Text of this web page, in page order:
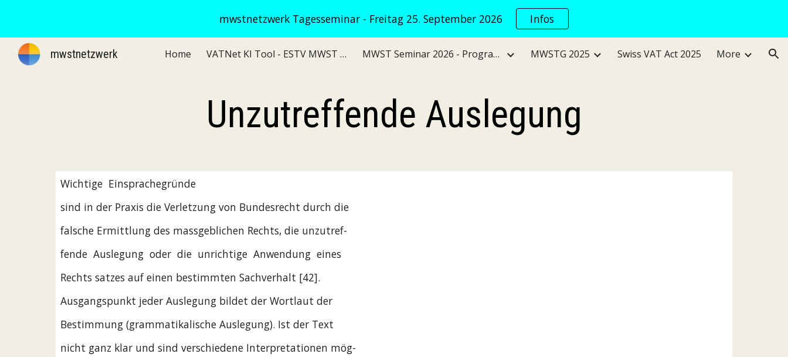
Skip to main content Skip to navigation
mwstnetzwerk Tagesseminar - Freitag 25. September 2026 Infos
mwstnetzwerk Home VATNet KI Tool - ESTV MWST Verwaltungspraxis MWST Seminar 2026 - Programm MWSTG 2025 Swiss VAT Act 2025 More
Unzutreffende Auslegung
Wichtige  Einsprachegründe
sind in der Praxis die Verletzung von Bundesrecht durch die
falsche Ermittlung des massgeblichen Rechts, die unzutref-
fende  Auslegung  oder  die  unrichtige  Anwendung  eines
Rechts satzes auf einen bestimmten Sachverhalt [42].
Ausgangspunkt jeder Auslegung bildet der Wortlaut der
Bestimmung (grammatikalische Auslegung). Ist der Text
nicht ganz klar und sind verschiedene Interpretationen mög-